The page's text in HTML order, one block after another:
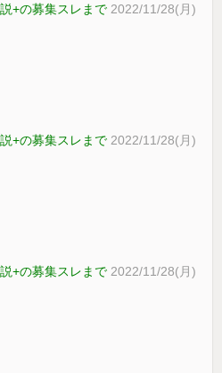
+の募集スレまで 2022/11/28(月)
+の募集スレまで 2022/11/28(月)
+の募集スレまで 2022/11/28(月)